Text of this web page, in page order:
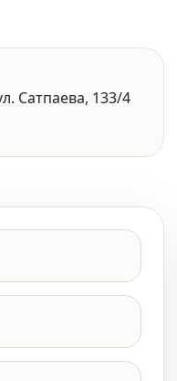
Сатпаева, 133/4